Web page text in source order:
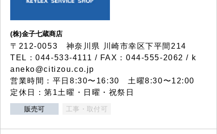
(株)金子七蔵商店
〒212-0053 神奈川県 川崎市幸区下平間214
TEL：044-533-4111 / FAX：044-555-2062 / k
aneko@citizou.co.jp
営業時間：平日8:30〜16:30 土曜8:30〜12:00
定休日：第1土曜・日曜・祝祭日
販売可 工事・取付可